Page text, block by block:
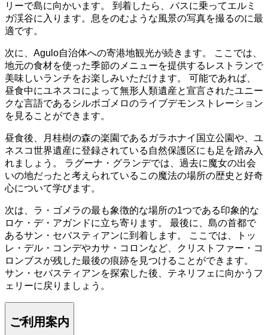
リーで島に向かいます。 到着したら、バスに乗ってエルミ
ガ渓谷に入ります。息をのむような風景の写真を撮るのに最
適です。
次に、Agulo自治体への寄港地観光が続きます。 ここでは、
地元の食材を使った季節のメニューを提供するレストランで
美味しいランチをお楽しみいただけます。 可能であれば、
昼食中にユネスコによって無形人類遺産と宣言されたユニー
クな言語であるシルボゴメロのライブデモンストレーション
を見ることができます。
昼食後、月桂樹の森の楽園であるガラホナイ国立公園や、ユ
ネスコ世界遺産に登録されている自然保護区にも足を踏み入
れましょう。 ラグーナ・グランデでは、過去に魔女の出会
いの地だったと考えられているこの魔法の場所の歴史と好奇
心について学びます。
次は、ラ・ゴメラの最も象徴的な場所の1つである印象的な
ロケ・デ・アガンドに立ち寄ります。 最後に、島の首都で
あるサン・セバスティアンに到着します。 ここでは、トッ
レ・デル・コンデやカサ・コロンなど、クリストファー・コ
ロンブスが残した最後の痕跡を見つけることができます。
サン・セバスティアンを探索した後、テネリフェに向かうフ
ェリーに戻りましょう。
ご利用案内